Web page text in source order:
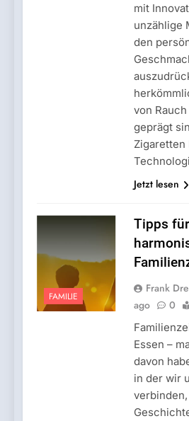
mit
unzählige
den
von
geprägt
Zigaretten
Jetzt lesen
FAMILIE
Tipps
Frank
ago
0
Essen –
davon
in der wir